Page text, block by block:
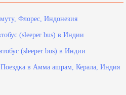
Флорес, Индонезия
(sleeper bus) в Индии
(sleeper bus) в Индии
Поездка в Амма ашрам, Керала, Индия